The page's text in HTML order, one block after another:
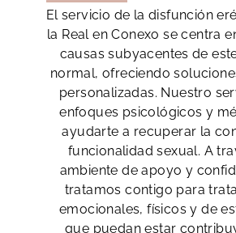
El servicio de la disfunción
la Real en Conexo se centra
causas subyacentes de
normal, ofreciendo
personalizadas. Nuestro
enfoques psicológicos y
ayudarte a recuperar la
funcionalidad sexual. A
ambiente de apoyo y
tratamos contigo para
emocionales, físicos y de
que puedan estar